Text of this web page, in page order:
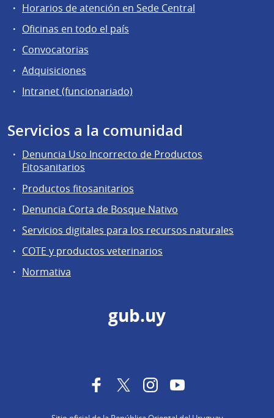
Horarios de atención en Sede Central
Oficinas en todo el país
Convocatorias
Adquisiciones
Intranet (funcionariado)
Servicios a la comunidad
Denuncia Uso Incorrecto de Productos
Fitosanitarios
Productos fitosanitarios
Denuncia Corta de Bosque Nativo
Servicios digitales para los recursos naturales
COTE y productos veterinarios
Normativa
gub.uy
FacebookTwitterInstagramYouTube